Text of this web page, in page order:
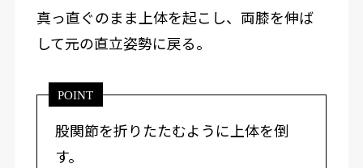
真っ直ぐのまま上体を起こし、両膝を伸ば
して元の直立姿勢に戻る。
POINT
股関節を折りたたむように上体を倒
す。